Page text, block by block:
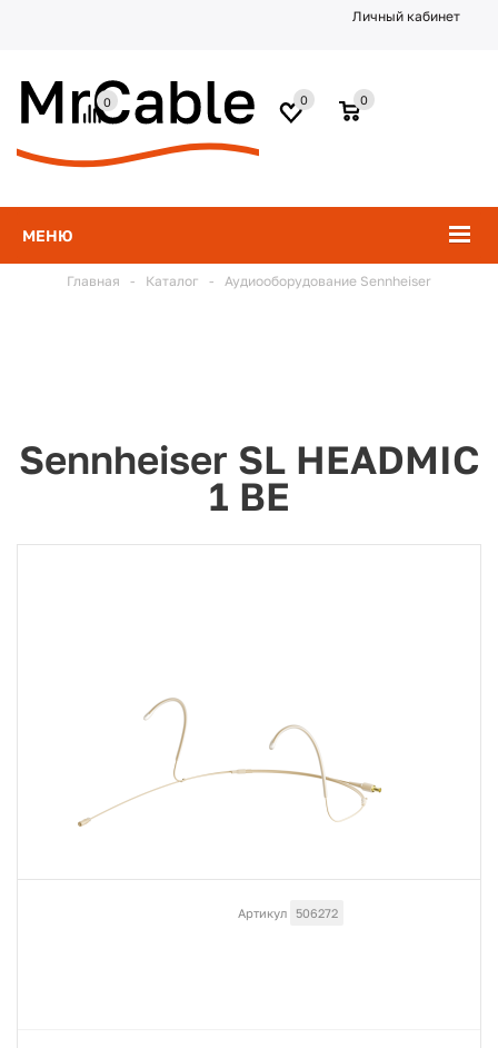
Личный кабинет
МЕНЮ
0
0
0
Главная - Каталог - Аудиооборудование Sennheiser
Sennheiser SL HEADMIC
1 BE
Артикул 506272